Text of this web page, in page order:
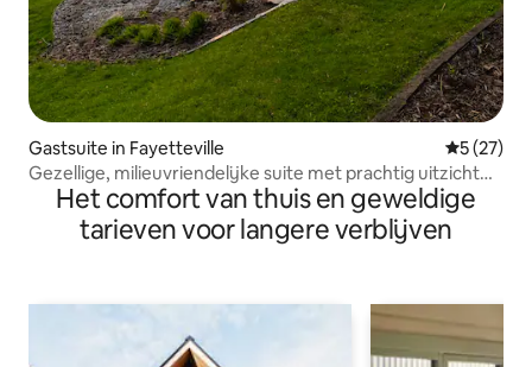
Gastsuite in Fayetteville
5 (27)
Gezellige, milieuvriendelijke suite met prachtig uitzicht
op de zonsondergang
Het comfort van thuis en geweldige
tarieven voor langere verblijven